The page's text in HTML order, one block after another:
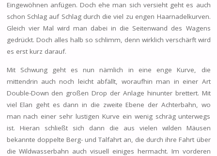
Eingewöhnen anfügen. Doch ehe man sich versieht geht es auch
schon Schlag auf Schlag durch die viel zu engen Haarnadelkurven.
Gleich vier Mal wird man dabei in die Seitenwand des Wagens
gedrückt. Doch alles halb so schlimm, denn wirklich verschärft wird
es erst kurz darauf.
Mit Schwung geht es nun nämlich in eine enge Kurve, die
mittendrin auch noch leicht abfällt, woraufhin man in einer Art
Double-Down den großen Drop der Anlage hinunter brettert. Mit
viel Elan geht es dann in die zweite Ebene der Achterbahn, wo
man nach einer sehr lustigen Kurve ein wenig schräg unterwegs
ist. Hieran schließt sich dann die aus vielen wilden Mäusen
bekannte doppelte Berg- und Talfahrt an, die durch ihre Fahrt über
die Wildwasserbahn auch visuell einiges hermacht. Im vorderen